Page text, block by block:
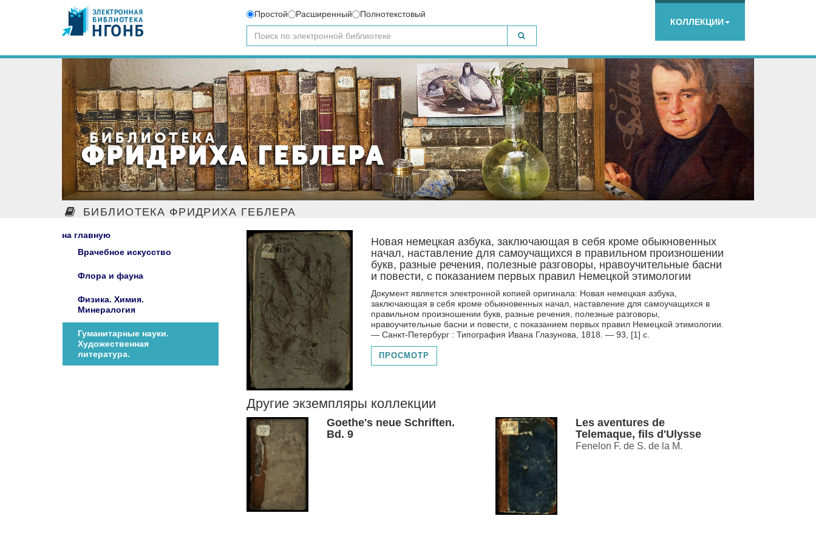
Простой Расширенный
Полнотекстовый
КОЛЛЕКЦИИ
БИБЛИОТЕКА ФРИДРИХА ГЕБЛЕРА
на главную
Врачебное искусство
Флора и фауна
Физика. Химия.
Минералогия
Гуманитарные науки.
Художественная
литература.
Новая немецкая азбука, заключающая в себя кроме обыкновенных
начал, наставление для самоучащихся в правильном произношении
букв, разные речения, полезные разговоры, нравоучительные басни
и повести, с показанием первых правил Немецкой этимологии
Документ является электронной копией оригинала: Новая немецкая азбука,
заключающая в себя кроме обыкновенных начал, наставление для самоучащихся в
правильном произношении букв, разные речения, полезные разговоры,
нравоучительные басни и повести, с показанием первых правил Немецкой этимологии.
— Санкт-Петербург : Типография Ивана Глазунова, 1818. — 93, [1] с.
ПРОСМОТР
Другие экземпляры коллекции
Goethe's neue Schriften.
Bd. 9
Les aventures de
Telemaque, fils d'Ulysse
Fenelon F. de S. de la M.